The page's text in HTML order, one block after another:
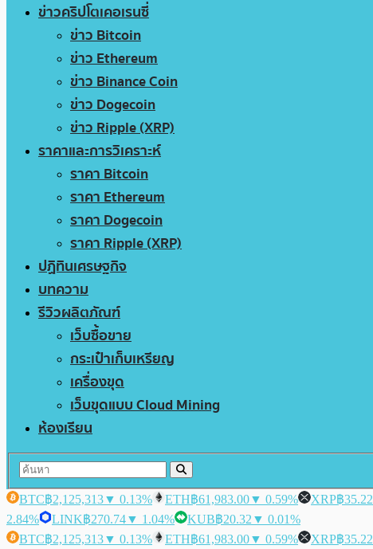
ข่าวคริปโตเคอเรนซี่
ข่าว Bitcoin
ข่าว Ethereum
ข่าว Binance Coin
ข่าว Dogecoin
ข่าว Ripple (XRP)
ราคาและการวิเคราะห์
ราคา Bitcoin
ราคา Ethereum
ราคา Dogecoin
ราคา Ripple (XRP)
ปฏิทินเศรษฐกิจ
บทความ
รีวิวผลิตภัณฑ์
เว็บซื้อขาย
กระเป๋าเก็บเหรียญ
เครื่องขุด
เว็บขุดแบบ Cloud Mining
ห้องเรียน
BTC฿2,125,313▼ 0.13% ETH฿61,983.00▼ 0.59% XRP฿35.22
2.84%
LINK฿270.74▼ 1.04% KUB฿20.32 ▼ 0.01%
BTC฿2,125,313▼ 0.13% ETH฿61,983.00▼ 0.59% XRP฿35.22